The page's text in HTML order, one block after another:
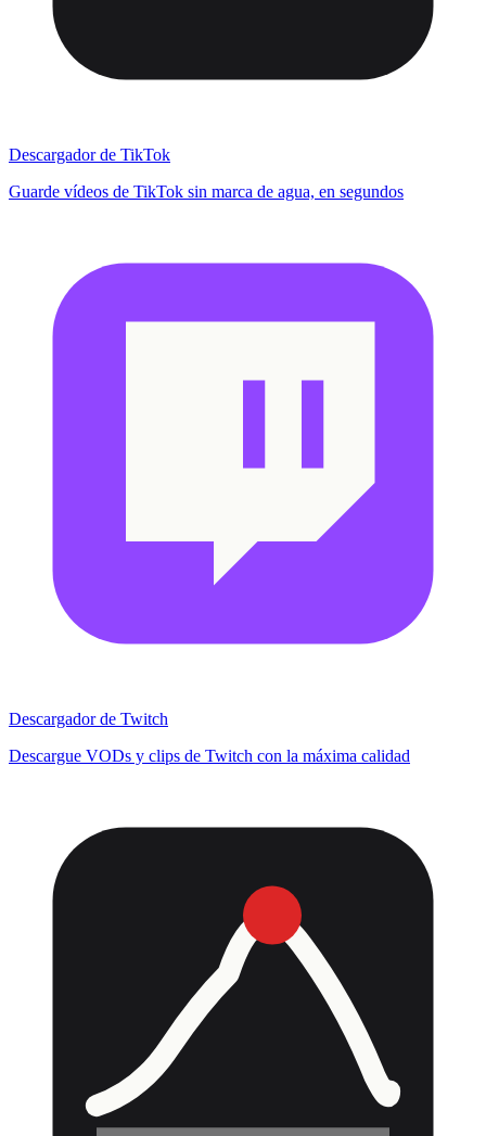
Descargador de TikTok
Guarde vídeos de TikTok sin marca de agua, en segundos
Descargador de Twitch
Descargue VODs y clips de Twitch con la máxima calidad